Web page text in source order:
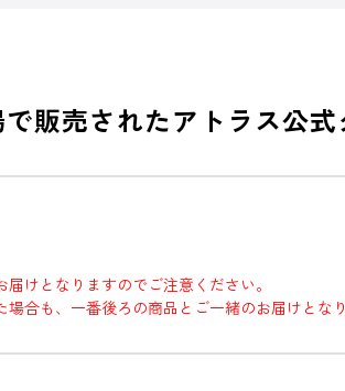
販売されたアトラス公
けとなりますのでご注意ください。
合も、一番後ろの商品とご一緒のお届けとなり